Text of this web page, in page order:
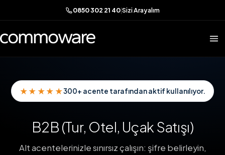
0850 302 21 40|Sizi Arayalım
★★★★★300+ acente tarafından aktif kullanılıyor.
B2B (Tur, Otel, Uçak Satışı)
Alt acentelerinizle sınırsız çalışın: şifre belirleyin,